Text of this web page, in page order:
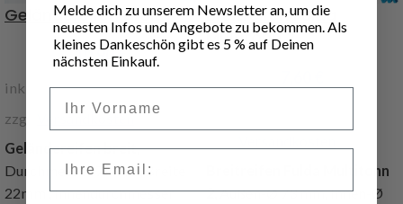
Geländereifen breit
10,90€
inkl. 19 % MwSt.
zzgl.
Versandkosten
Geländereifen breit,
Durchmesser 73mm , Breite
22mm , Innendurchmesser
Breitreifen Fulda
Multitonn 2
Breitreifen Fulda Multitonn
2, Außen-Ø 73 mm, Innen-Ø
Melde dich zu unserem Newsletter an, um die
neuesten Infos und Angebote zu bekommen. Als
kleines Dankeschön gibt es 5 % auf Deinen
nächsten Einkauf.